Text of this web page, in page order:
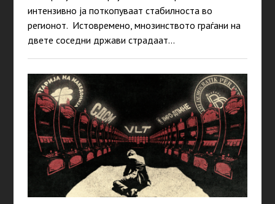
интензивно ја поткопуваат стабилноста во
регионот. Истовремено, мнозинството граѓани на
двете соседни држави страдаат…